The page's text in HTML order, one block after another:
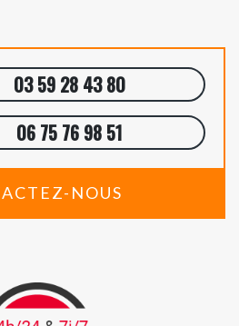
03 59 28 43 80
06 75 76 98 51
NOUS